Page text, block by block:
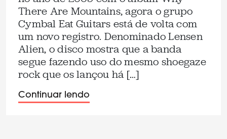
There Are Mountains, agora o grupo
Cymbal Eat Guitars está de volta com
um novo registro. Denominado Lensen
Alien, o disco mostra que a banda
segue fazendo uso do mesmo shoegaze
rock que os lançou há […]
Continuar lendo